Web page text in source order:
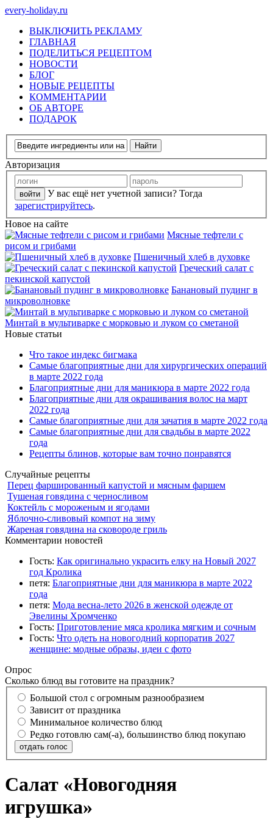
every-holiday.ru
ВЫКЛЮЧИТЬ РЕКЛАМУ
ГЛАВНАЯ
ПОДЕЛИТЬСЯ РЕЦЕПТОМ
НОВОСТИ
БЛОГ
НОВЫЕ РЕЦЕПТЫ
КОММЕНТАРИИ
ОБ АВТОРЕ
ПОДАРОК
Авторизация
У вас ещё нет учетной записи? Тогда
зарегистрируйтесь.
Новое на сайте
Мясные тефтели с
рисом и грибами
Пшеничный хлеб в духовке
Греческий салат с
пекинской капустой
Банановый пудинг в
микроволновке
Минтай в мультиварке с морковью и луком со сметаной
Новые статьи
Что такое индекс бигмака
Самые благоприятные дни для хирургических операций
в марте 2022 года
Благоприятные дни для маникюра в марте 2022 года
Благоприятные дни для окрашивания волос на март
2022 года
Самые благоприятные дни для зачатия в марте 2022 года
Самые благоприятные дни для свадьбы в марте 2022
года
Рецепты блинов, которые вам точно понравятся
Случайные рецепты
Перец фаршированный капустой и мясным фаршем
Тушеная говядина с черносливом
Коктейль с мороженым и ягодами
Яблочно-сливовый компот на зиму
Жареная говядина на сковороде гриль
Комментарии новостей
Гость: Как оригинально украсить елку на Новый 2027
год Кролика
петя: Благоприятные дни для маникюра в марте 2022
года
петя: Мода весна-лето 2026 в женской одежде от
Эвелины Хромченко
Гость: Приготовление мяса кролика мягким и сочным
Гость: Что одеть на новогодний корпоратив 2027
женщине: модные образы, идеи с фото
Опрос
Сколько блюд вы готовите на праздник?
Большой стол с огромным разнообразием
Зависит от праздника
Минимальное количество блюд
Редко готовлю сам(-а), большинство блюд покупаю
отдать голос
Салат «Новогодняя
игрушка»